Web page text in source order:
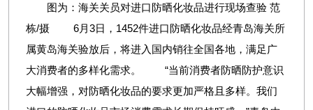
图为：海关关员对进口防晒化妆品进行现场查验 范
栋/摄 6月3日，1452件进口防晒化妆品经青岛海关所
属黄岛海关验放后，将进入国内销往全国各地，满足广
大消费者的多样化需求。 “当前消费者防晒防护意识
大幅增强，对防晒化妆品的要求更加严格且多样。我们